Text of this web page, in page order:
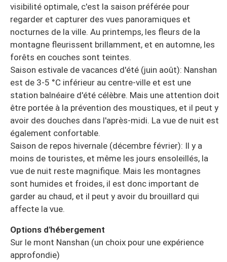
visibilité optimale, c'est la saison préférée pour
regarder et capturer des vues panoramiques et
nocturnes de la ville. Au printemps, les fleurs de la
montagne fleurissent brillamment, et en automne, les
forêts en couches sont teintes.
Saison estivale de vacances d'été (juin août): Nanshan
est de 3-5 °C inférieur au centre-ville et est une
station balnéaire d'été célèbre. Mais une attention doit
être portée à la prévention des moustiques, et il peut y
avoir des douches dans l'après-midi. La vue de nuit est
également confortable.
Saison de repos hivernale (décembre février): Il y a
moins de touristes, et même les jours ensoleillés, la
vue de nuit reste magnifique. Mais les montagnes
sont humides et froides, il est donc important de
garder au chaud, et il peut y avoir du brouillard qui
affecte la vue.
Options d'hébergement
Sur le mont Nanshan (un choix pour une expérience
approfondie)